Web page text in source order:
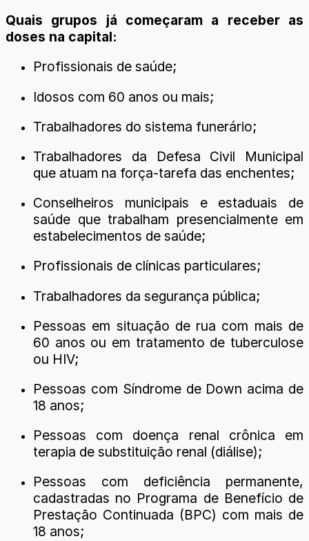
Quais grupos já começaram a receber as
doses na capital:
Profissionais de saúde;
Idosos com 60 anos ou mais;
Trabalhadores do sistema funerário;
Trabalhadores da Defesa Civil Municipal
que atuam na força-tarefa das enchentes;
Conselheiros municipais e estaduais de
saúde que trabalham presencialmente em
estabelecimentos de saúde;
Profissionais de clínicas particulares;
Trabalhadores da segurança pública;
Pessoas em situação de rua com mais de
60 anos ou em tratamento de tuberculose
ou HIV;
Pessoas com Síndrome de Down acima de
18 anos;
Pessoas com doença renal crônica em
terapia de substituição renal (diálise);
Pessoas com deficiência permanente,
cadastradas no Programa de Benefício de
Prestação Continuada (BPC) com mais de
18 anos;